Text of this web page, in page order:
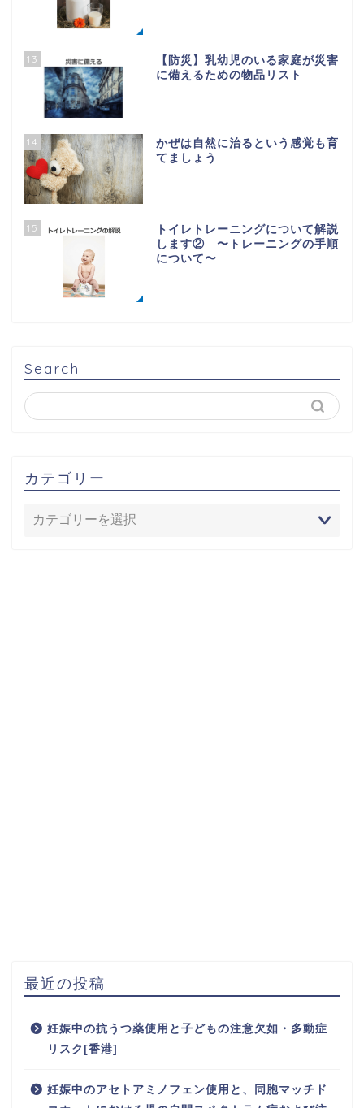
13
【防災】乳幼児のいる家庭が災害
に備えるための物品リスト
14
かぜは自然に治るという感覚も育
てましょう
15
トイレトレーニングについて解説
します② 〜トレーニングの手順
について〜
Search
カテゴリー
最近の投稿
妊娠中の抗うつ薬使用と子どもの注意欠如・多動症
リスク[香港]
妊娠中のアセトアミノフェン使用と、同胞マッチド